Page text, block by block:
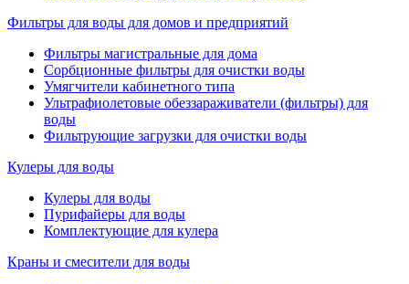
Фильтры для воды для домов и предприятий
Фильтры магистральные для дома
Сорбционные фильтры для очистки воды
Умягчители кабинетного типа
Ультрафиолетовые обеззараживатели (фильтры) для
воды
Фильтрующие загрузки для очистки воды
Кулеры для воды
Кулеры для воды
Пурифайеры для воды
Комплектующие для кулера
Краны и смесители для воды